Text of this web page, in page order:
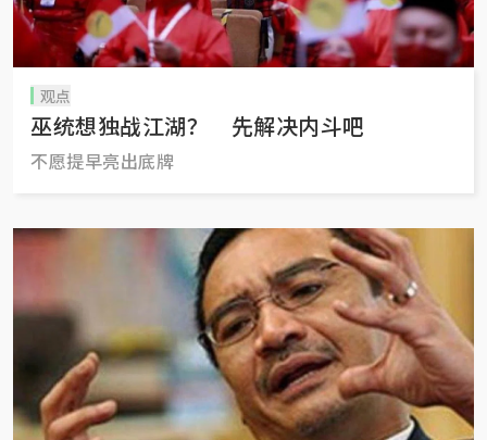
观点
巫统想独战江湖？ 先解决内斗吧
不愿提早亮出底牌